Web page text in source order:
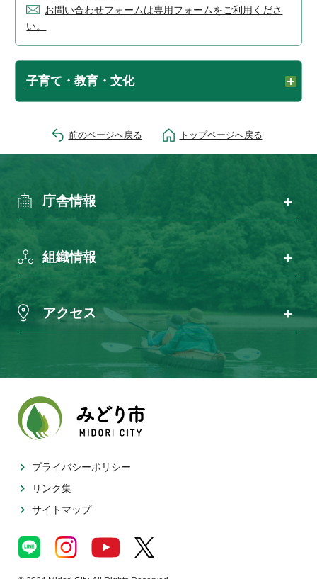
お問い合わせフォームは専用フォームをご利用くださ
い。
子育て・教育・文化
前のページへ戻る トップページへ戻る
庁舎情報
組織情報
アクセス
プライバシーポリシー
リンク集
サイトマップ